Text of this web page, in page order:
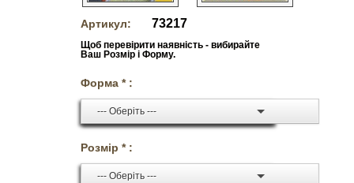
Артикул: 73217
Щоб перевірити наявність - вибирайте
Ваш Розмір і Форму.
Форма * :
--- Оберіть ---
Розмір * :
--- Оберіть ---